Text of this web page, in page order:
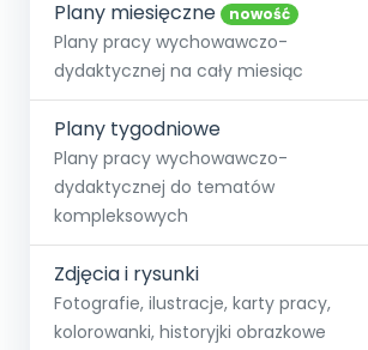
Społeczność
+48 12 631 04 10
O miesięczniku
Strona główna
O Akademii
Poznaj pakiet MAX
Testuj przez 7 dni
Wszystkie projekty
Skontaktuj się
Dodaj wpis
Plany miesięczne nowość
Plany pracy wychowawczo-
dydaktycznej na cały miesiąc
Plany tygodniowe
Plany pracy wychowawczo-
dydaktycznej do tematów
kompleksowych
Zdjęcia i rysunki
Fotografie, ilustracje, karty pracy,
kolorowanki, historyjki obrazkowe